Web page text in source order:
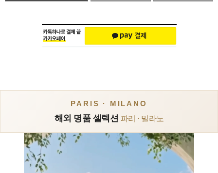
PARIS · MILANO
해외 명품 셀렉션 파리 · 밀라노